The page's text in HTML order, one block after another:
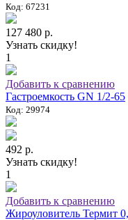
Код: 67231
127 480 р.
Узнать скидку!
1
Добавить к сравнению
Гастроемкость GN 1/2-65
Код: 29974
492 р.
Узнать скидку!
1
Добавить к сравнению
Жироуловитель Термит